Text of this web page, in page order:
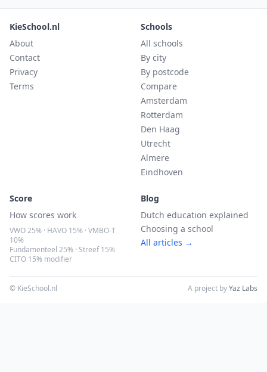
KieSchool.nl
About
Contact
Privacy
Terms
Schools
All schools
By city
By postcode
Compare
Amsterdam
Rotterdam
Den Haag
Utrecht
Almere
Eindhoven
Score
How scores work
VWO 25% · HAVO 15% · VMBO-T
10%
Fundamenteel 25% · Streef 15%
CITO 15% modifier
Blog
Dutch education explained
Choosing a school
All articles →
© KieSchool.nl A project byYaz Labs